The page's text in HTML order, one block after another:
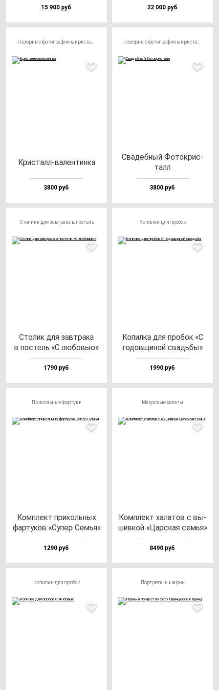
15 900 руб 22 000 руб
Крис­талл-ва­лен­тин­ка
3800 руб
Сва­деб­ный Фоток­рис­
талл
3800 руб
Столики для завтрака в постель
Сто­лик для зав­тра­ка
в пос­тель «С лю­бовью»
1790 руб
Копилки для пробок
Копил­ка для про­бок «С
го­дов­щи­ной свадь­бы»
1990 руб
Прикольные фартуки
Ком­плект при­коль­ных
фар­ту­ков «Супер Семья»
1290 руб
Махровые халаты
Ком­плект ха­ла­тов с вы­
шив­кой «Цар­ская семья»
8490 руб
Копилки для пробок Портреты и шаржи